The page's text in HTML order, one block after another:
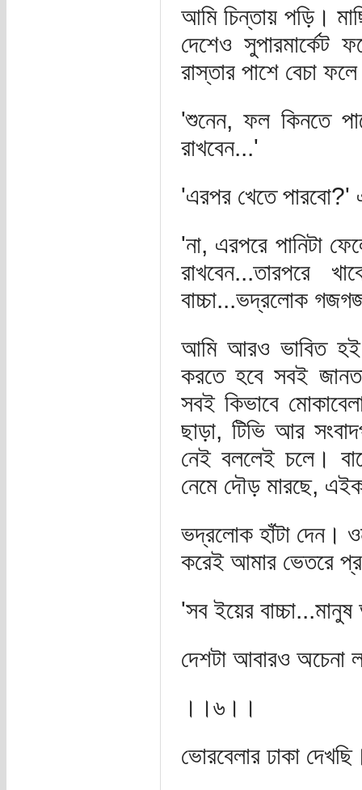
আমি চিন্তায় পড়ি।
দেশেও সুপারমার্কেট
রাস্তার পাশে বেচা
'শুনেন, ফল কিনতে
রাখবেন...'
'এরপর খেতে
'না, এরপরে পানিটা
রাখবেন...তারপরে
বাচ্চা...ভদ্রলোক
আমি আরও ভাবিত
করতে হবে সবই
সবই কিভাবে
ছাড়া, টিভি আর
নেই বললেই চলে।
নেমে দৌড় মারছে,
ভদ্রলোক হাঁটা দেন।
করেই আমার ভেতরে
'সব ইয়ের
দেশটা আবারও অচেনা
।।৬।।
ভোরবেলার ঢাকা